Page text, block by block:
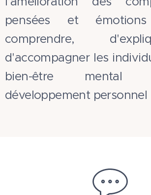
pensées et
comprendre,
d'accompagner les
bien-être
développement personnel